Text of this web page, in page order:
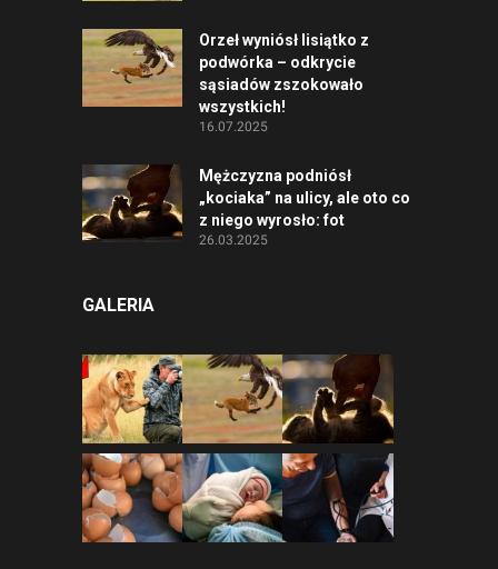
Orzeł wyniósł lisiątko z
podwórka – odkrycie
sąsiadów zszokowało
wszystkich!
16.07.2025
Mężczyzna podniósł
„kociaka” na ulicy, ale oto co
z niego wyrosło: fot
26.03.2025
GALERIA